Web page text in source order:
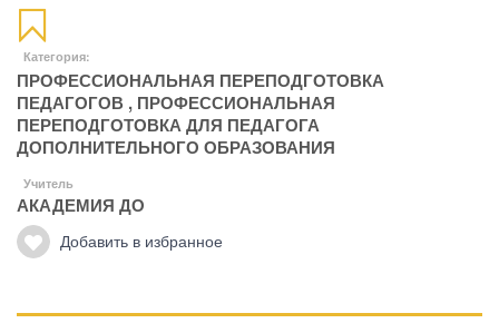
Категория:
ПРОФЕССИОНАЛЬНАЯ ПЕРЕПОДГОТОВКА
ПЕДАГОГОВ , ПРОФЕССИОНАЛЬНАЯ
ПЕРЕПОДГОТОВКА ДЛЯ ПЕДАГОГА
ДОПОЛНИТЕЛЬНОГО ОБРАЗОВАНИЯ
Учитель
АКАДЕМИЯ ДО
Добавить в избранное